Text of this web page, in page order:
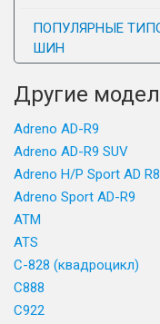
ПОПУЛЯРНЫЕ
ШИН
Другие
Adreno AD-R9
Adreno AD-R9 SUV
Adreno H/P Sport AD R8
Adreno Sport AD-R9
ATM
ATS
C-828 (квадроцикл)
C888
C922